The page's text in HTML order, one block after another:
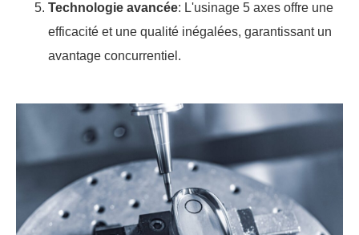
Technologie avancée: L'usinage 5 axes offre une
efficacité et une qualité inégalées, garantissant un
avantage concurrentiel.